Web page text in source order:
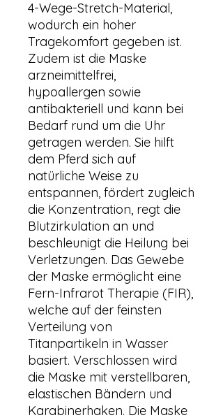
4-Wege-Stretch-Material,
wodurch ein hoher
Tragekomfort gegeben ist.
Zudem ist die Maske
arzneimittelfrei,
hypoallergen sowie
antibakteriell und kann bei
Bedarf rund um die Uhr
getragen werden. Sie hilft
dem Pferd sich auf
natürliche Weise zu
entspannen, fördert zugleich
die Konzentration, regt die
Blutzirkulation an und
beschleunigt die Heilung bei
Verletzungen. Das Gewebe
der Maske ermöglicht eine
Fern-Infrarot Therapie (FIR),
welche auf der feinsten
Verteilung von
Titanpartikeln in Wasser
basiert. Verschlossen wird
die Maske mit verstellbaren,
elastischen Bändern und
Karabinerhaken. Die Maske